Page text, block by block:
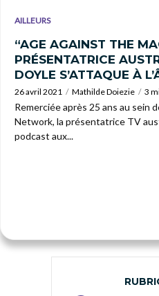
AILLEURS
“AGE AGAINST THE
PRÉSENTATRICE
DOYLE S’ATTAQUE À
26 avril 2021 Mathilde Doiezie 3
Remerciée après 25 ans au sein
Network, la présentatrice TV
podcast aux...